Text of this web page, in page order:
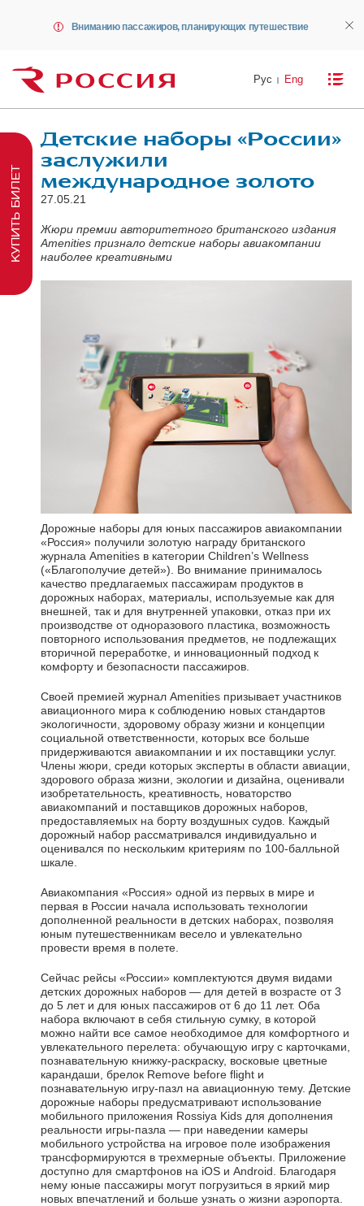
Вниманию пассажиров, планирующих путешествие
Рус Eng
Детские наборы «России»
заслужили
международное золото
27.05.21
Жюри премии авторитетного британского издания
Amenities признало детские наборы авиакомпании
наиболее креативными
Дорожные наборы для юных пассажиров авиакомпании
«Россия» получили золотую награду британского
журнала Amenities в категории Children’s Wellness
(«Благополучие детей»). Во внимание принималось
качество предлагаемых пассажирам продуктов в
дорожных наборах, материалы, используемые как для
внешней, так и для внутренней упаковки, отказ при их
производстве от одноразового пластика, возможность
повторного использования предметов, не подлежащих
вторичной переработке, и инновационный подход к
комфорту и безопасности пассажиров.
Своей премией журнал Amenities призывает участников
авиационного мира к соблюдению новых стандартов
экологичности, здоровому образу жизни и концепции
социальной ответственности, которых все больше
придерживаются авиакомпании и их поставщики услуг.
Члены жюри, среди которых эксперты в области авиации,
здорового образа жизни, экологии и дизайна, оценивали
изобретательность, креативность, новаторство
авиакомпаний и поставщиков дорожных наборов,
предоставляемых на борту воздушных судов. Каждый
дорожный набор рассматривался индивидуально и
оценивался по нескольким критериям по 100-балльной
шкале.
Авиакомпания «Россия» одной из первых в мире и
первая в России начала использовать технологии
дополненной реальности в детских наборах, позволяя
юным путешественникам весело и увлекательно
провести время в полете.
Сейчас рейсы «России» комплектуются двумя видами
детских дорожных наборов — для детей в возрасте от 3
до 5 лет и для юных пассажиров от 6 до 11 лет. Оба
набора включают в себя стильную сумку, в которой
можно найти все самое необходимое для комфортного и
увлекательного перелета: обучающую игру с карточками,
познавательную книжку-раскраску, восковые цветные
карандаши, брелок Remove before flight и
познавательную игру-пазл на авиационную тему. Детские
дорожные наборы предусматривают использование
мобильного приложения Rossiya Kids для дополнения
реальности игры-пазла — при наведении камеры
мобильного устройства на игровое поле изображения
трансформируются в трехмерные объекты. Приложение
доступно для смартфонов на iOS и Android. Благодаря
нему юные пассажиры могут погрузиться в яркий мир
новых впечатлений и больше узнать о жизни аэропорта.
КУПИТЬ БИЛЕТ